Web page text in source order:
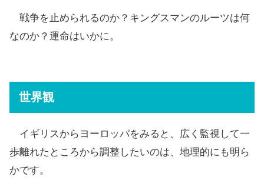
戦争を止められるのか？キングスマンのルーツは何
なのか？運命はいかに。
世界観
イギリスからヨーロッパをみると、広く監視して一
歩離れたところから調整したいのは、地理的にも明ら
かです。